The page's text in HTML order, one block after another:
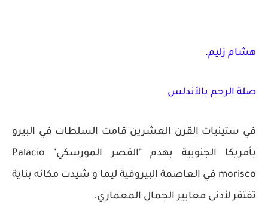
هشام زليم.
صلة الرحم بالأندلس
في ستينيات القرن العشرين قامت السلطات في البيرو
بأمريكا الجنوبية بهدم "القصر المورسكي" Palacio
morisco في العاصمة البيروفية ليما و شيدت مكانه بناية
تفتقر لأدنى معايير الجمال المعماري.